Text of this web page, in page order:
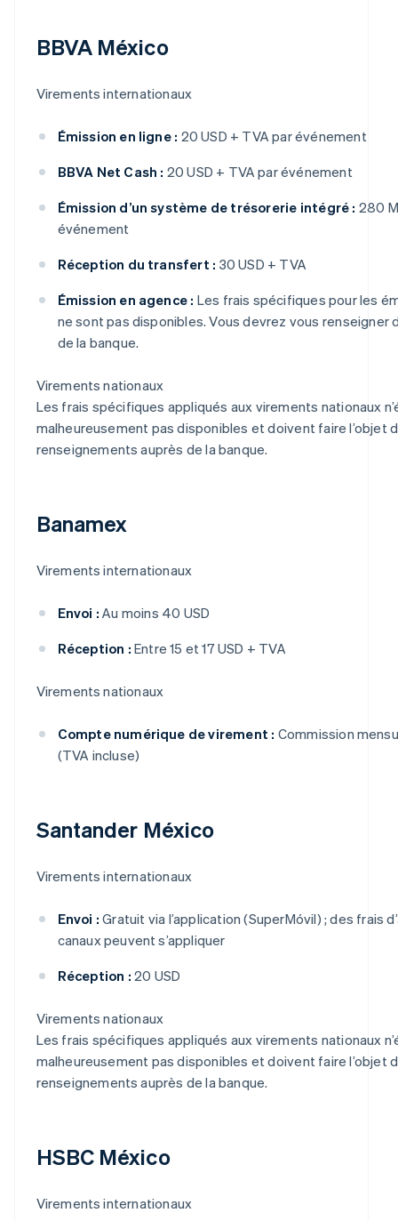
BBVA México
Virements internationaux
Émission en ligne : 20 USD + TVA par événement
BBVA Net Cash : 20 USD + TVA par événement
Émission d’un système de trésorerie intégré : 280
événement
Réception du transfert : 30 USD + TVA
Émission en agence : Les frais spécifiques pour les
ne sont pas disponibles. Vous devrez vous renseigner
de la banque.
Virements nationaux
Les frais spécifiques appliqués aux virements nationaux
malheureusement pas disponibles et doivent faire l’objet
renseignements auprès de la banque.
Banamex
Virements internationaux
Envoi : Au moins 40 USD
Réception : Entre 15 et 17 USD + TVA
Virements nationaux
Compte numérique de virement : Commission
(TVA incluse)
Santander México
Virements internationaux
Envoi : Gratuit via l’application (SuperMóvil) ; des frais
canaux peuvent s’appliquer
Réception : 20 USD
Virements nationaux
Les frais spécifiques appliqués aux virements nationaux
malheureusement pas disponibles et doivent faire l’objet
renseignements auprès de la banque.
HSBC México
Virements internationaux